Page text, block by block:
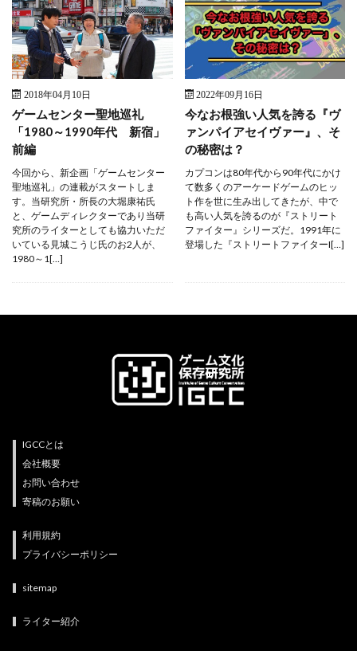
2018年04月10日
ゲームセンター聖地巡礼
「1980～1990年代 新宿」
前編
今回から、新企画「ゲームセンター
聖地巡礼」の連載がスタートしま
す。当研究所・所長の大堀康祐氏
と、ゲームディレクターであり当研
究所のライターとしても協力いただ
いている見城こうじ氏のお2人が、
1980～1[…]
2022年09月16日
今なお根強い人気を誇る『ヴ
ァンパイアセイヴァー』、そ
の秘密は？
カプコンは80年代から90年代にかけ
て数多くのアーケードゲームのヒッ
ト作を世に生み出してきたが、中で
も高い人気を誇るのが『ストリート
ファイター』シリーズだ。1991年に
登場した『ストリートファイターI[…]
IGCCとは
会社概要
お問い合わせ
寄稿のお願い
利用規約
プライバシーポリシー
sitemap
ライター紹介